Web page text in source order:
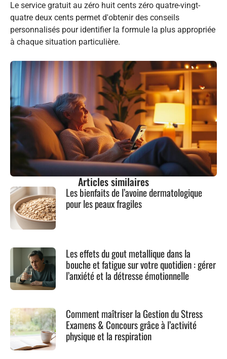
Le service gratuit au zéro huit cents zéro quatre-vingt-
quatre deux cents permet d'obtenir des conseils
personnalisés pour identifier la formule la plus appropriée
à chaque situation particulière.
Articles similaires
Les bienfaits de l’avoine dermatologique
pour les peaux fragiles
Les effets du gout metallique dans la
bouche et fatigue sur votre quotidien : gérer
l’anxiété et la détresse émotionnelle
Comment maîtriser la Gestion du Stress
Examens & Concours grâce à l’activité
physique et la respiration